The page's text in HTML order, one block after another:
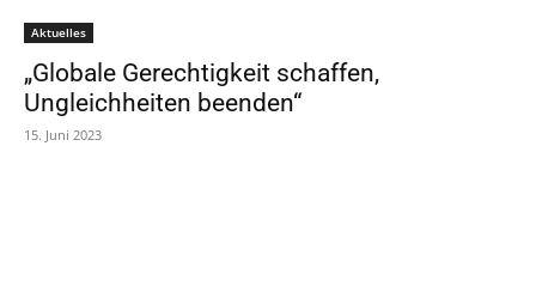
Aktuelles
„Globale Gerechtigkeit schaffen,
Ungleichheiten beenden“
15. Juni 2023